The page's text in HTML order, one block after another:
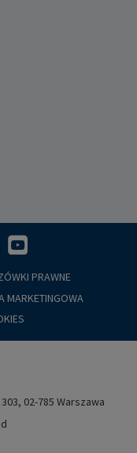
PRAWNE
MARKETINGOWA
02-785 Warszawa